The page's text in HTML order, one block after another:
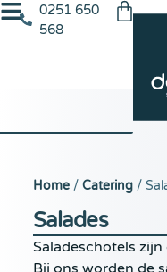
0251 650
568
Home/ Catering/
Salades
Saladeschotels
Bij ons worden de